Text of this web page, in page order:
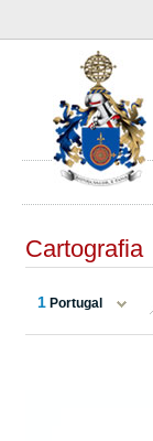
Cartografia
1 Portugal